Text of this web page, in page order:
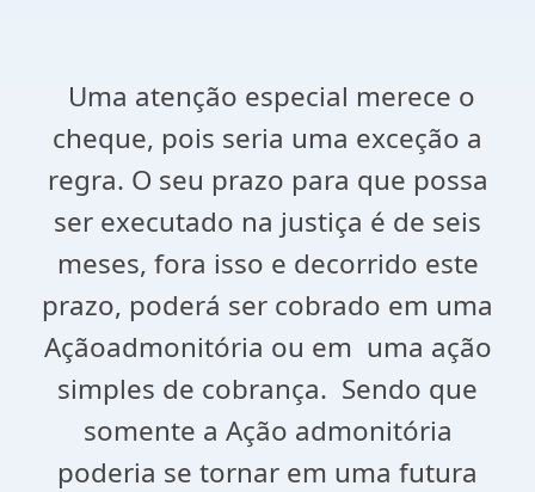
Uma atenção especial merece o
cheque, pois seria uma exceção a
regra. O seu prazo para que possa
ser executado na justiça é de seis
meses, fora isso e decorrido este
prazo, poderá ser cobrado em uma
Açãoadmonitória ou em uma ação
simples de cobrança. Sendo que
somente a Ação admonitória
poderia se tornar em uma futura